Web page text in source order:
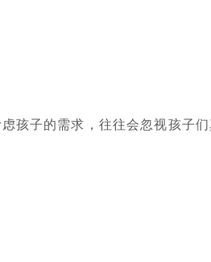
孩子的需求，往往会忽视孩子